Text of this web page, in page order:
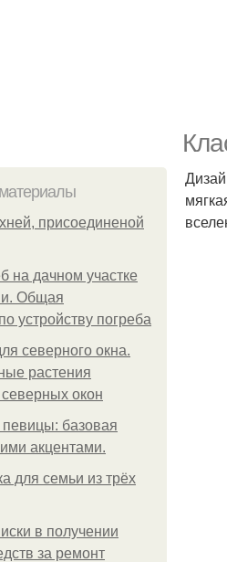
присоединеной
на дачном участке
Общая
устройству погреба
северного окна.
растения
окон
певицы: базовая
акцентами.
для семьи из трёх
в получении
за ремонт